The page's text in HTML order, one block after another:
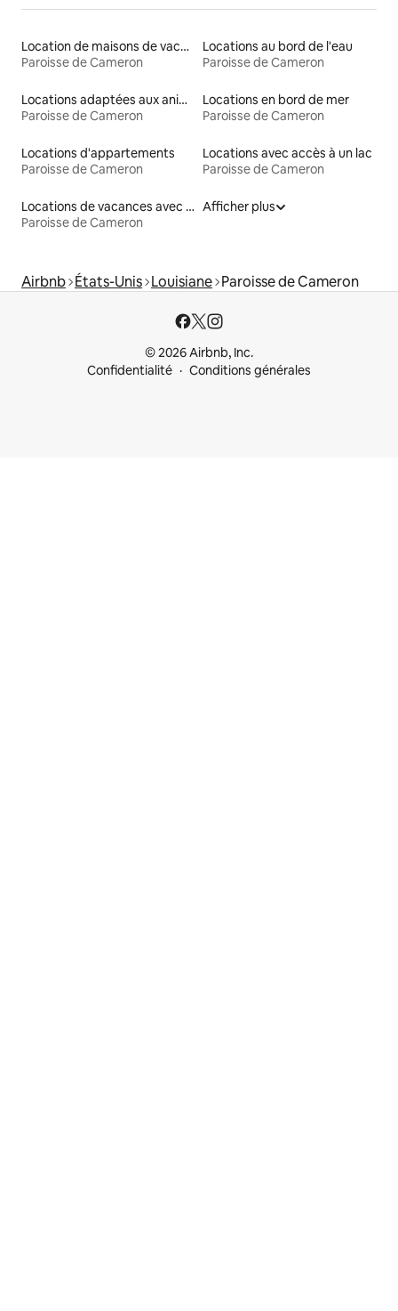
Location de maisons de vacances
Paroisse de Cameron
Locations au bord de l'eau
Paroisse de Cameron
Locations adaptées aux animaux
Paroisse de Cameron
Locations en bord de mer
Paroisse de Cameron
Locations d'appartements
Paroisse de Cameron
Locations avec accès à un lac
Paroisse de Cameron
Locations de vacances avec piscine
Paroisse de Cameron
Afficher plus
Airbnb États-Unis Louisiane Paroisse de Cameron
© 2026 Airbnb, Inc.
Confidentialité
Conditions générales